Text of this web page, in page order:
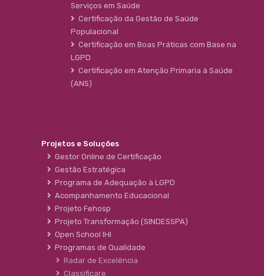
Serviços em Saúde
Certificação da Gestão de Saúde
Populacional
Certificação em Boas Práticas com Base na
LGPD
Certificação em Atenção Primaria à Saúde
(ANS)
Projetos e Soluções
Gestor Online de Certificação
Gestão Estratégica
Programa de Adequação à LGPD
Acompanhamento Educacional
Projeto Fehosp
Projeto Transformação (SINDESSPA)
Open School IHI
Programas de Qualidade
Radar de Excelência
Classificare